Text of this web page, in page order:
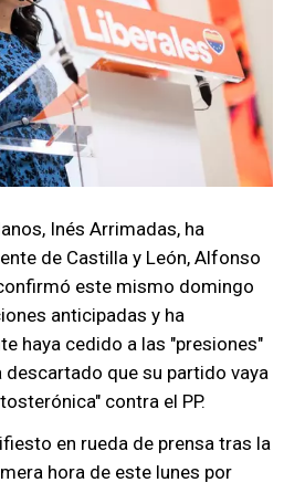
Inés Arrimadas, ha
de Castilla y León, Alfonso
este mismo domingo
anticipadas y ha
haya cedido a las "presiones"
descartado que su partido vaya
contra el PP.
en rueda de prensa tras la
hora de este lunes por